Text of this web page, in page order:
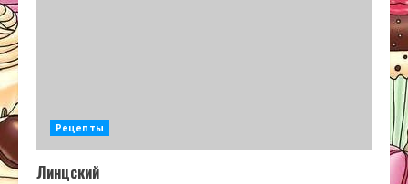
Рецепты
Линцский